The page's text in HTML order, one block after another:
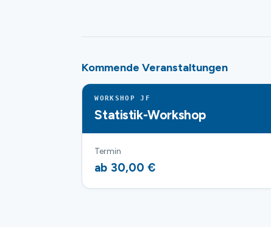
Kommende Veranstaltungen
WORKSHOP JF
Statistik-Workshop
Termin
ab 30,00 €